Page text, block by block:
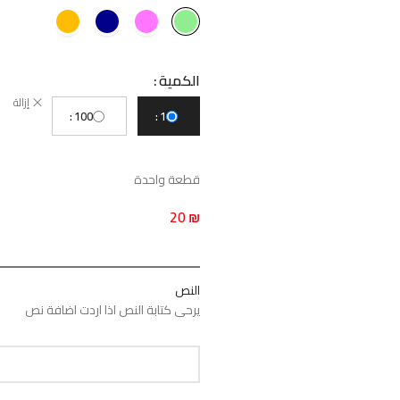
الكمية
1
100
إزالة
قطعة واحدة
20₪
النص
يرحى كتابة النص اذا اردت اضافة نص